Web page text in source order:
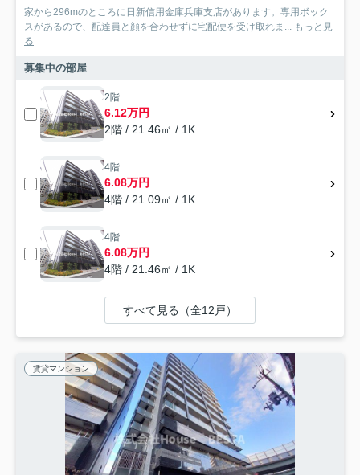
家から296mのところに日新信用金庫兵庫支店があります。専用ボック
スがあるので、配達員と顔を合わせずに宅配便を受け取れま... もっと見
る
募集中の部屋
2階
6.12万円
2階 / 21.46㎡ / 1K
4階
6.08万円
4階 / 21.09㎡ / 1K
4階
6.08万円
4階 / 21.46㎡ / 1K
すべて見る（全12戸）
賃貸マンション